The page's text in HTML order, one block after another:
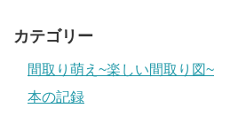
カテゴリー
間取り萌え~楽しい間取り図~
本の記録